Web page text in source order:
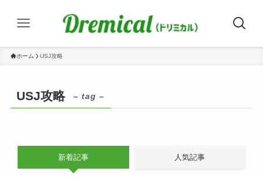
ホーム USJ攻略
USJ攻略 – tag –
新着記事 人気記事